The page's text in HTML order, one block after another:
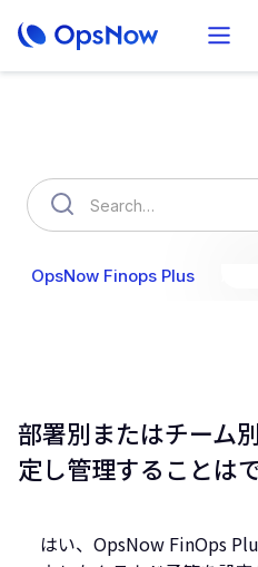
OpsNow Finops Plus
部署別またはチーム
定し管理することは
はい、OpsNow FinOps